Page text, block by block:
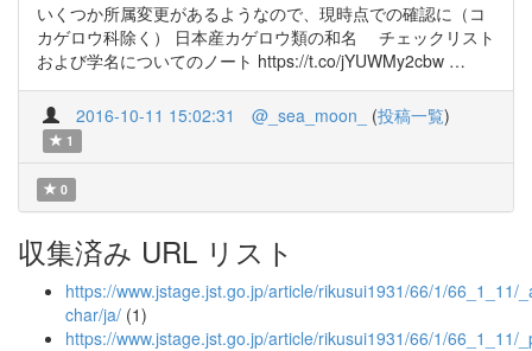
いくつか所属変更があるようなので、現時点での確認に（コ
カゲロウ科除く） 日本産カゲロウ類の和名 チェックリスト
および学名についてのノート https://t.co/jYUWMy2cbw …
2016-10-11 15:02:31 @_sea_moon_ (投稿一覧)
1
0
収集済み URL リスト
https://www.jstage.jst.go.jp/article/rikusui1931/66/1/66_1_11/
char/ja/ (1)
https://www.jstage.jst.go.jp/article/rikusui1931/66/1/66_1_11/